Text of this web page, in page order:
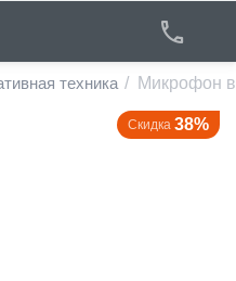
техника / Микрофон
Скидка 38%